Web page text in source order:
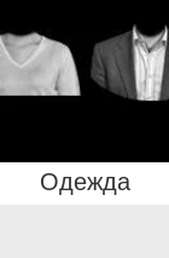
Одежда